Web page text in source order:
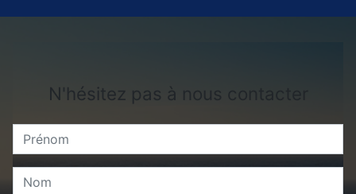
N'hésitez pas à nous contacter